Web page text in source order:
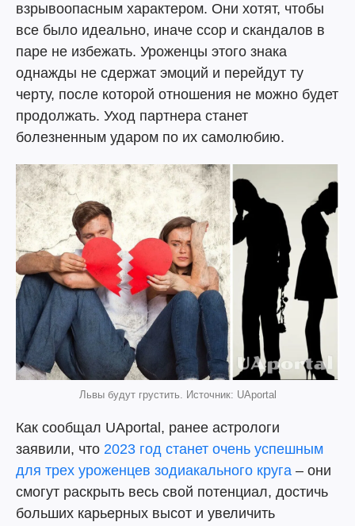
взрывоопасным характером. Они хотят, чтобы
все было идеально, иначе ссор и скандалов в
паре не избежать. Уроженцы этого знака
однажды не сдержат эмоций и перейдут ту
черту, после которой отношения не можно будет
продолжать. Уход партнера станет
болезненным ударом по их самолюбию.
Львы будут грустить. Источник: UAportal
Как сообщал UAportal, ранее астрологи
заявили, что 2023 год станет очень успешным
для трех уроженцев зодиакального круга – они
смогут раскрыть весь свой потенциал, достичь
больших карьерных высот и увеличить